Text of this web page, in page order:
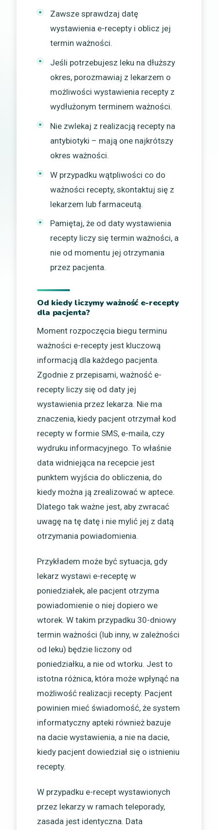
Zawsze sprawdzaj datę
wystawienia e-recepty i oblicz jej
termin ważności.
Jeśli potrzebujesz leku na dłuższy
okres, porozmawiaj z lekarzem o
możliwości wystawienia recepty z
wydłużonym terminem ważności.
Nie zwlekaj z realizacją recepty na
antybiotyki – mają one najkrótszy
okres ważności.
W przypadku wątpliwości co do
ważności recepty, skontaktuj się z
lekarzem lub farmaceutą.
Pamiętaj, że od daty wystawienia
recepty liczy się termin ważności, a
nie od momentu jej otrzymania
przez pacjenta.
Od kiedy liczymy ważność e-recepty
dla pacjenta?
Moment rozpoczęcia biegu terminu
ważności e-recepty jest kluczową
informacją dla każdego pacjenta.
Zgodnie z przepisami, ważność e-
recepty liczy się od daty jej
wystawienia przez lekarza. Nie ma
znaczenia, kiedy pacjent otrzymał kod
recepty w formie SMS, e-maila, czy
wydruku informacyjnego. To właśnie
data widniejąca na recepcie jest
punktem wyjścia do obliczenia, do
kiedy można ją zrealizować w aptece.
Dlatego tak ważne jest, aby zwracać
uwagę na tę datę i nie mylić jej z datą
otrzymania powiadomienia.
Przykładem może być sytuacja, gdy
lekarz wystawi e-receptę w
poniedziałek, ale pacjent otrzyma
powiadomienie o niej dopiero we
wtorek. W takim przypadku 30-dniowy
termin ważności (lub inny, w zależności
od leku) będzie liczony od
poniedziałku, a nie od wtorku. Jest to
istotna różnica, która może wpłynąć na
możliwość realizacji recepty. Pacjent
powinien mieć świadomość, że system
informatyczny apteki również bazuje
na dacie wystawienia, a nie na dacie,
kiedy pacjent dowiedział się o istnieniu
recepty.
W przypadku e-recept wystawionych
przez lekarzy w ramach teleporady,
zasada jest identyczna. Data